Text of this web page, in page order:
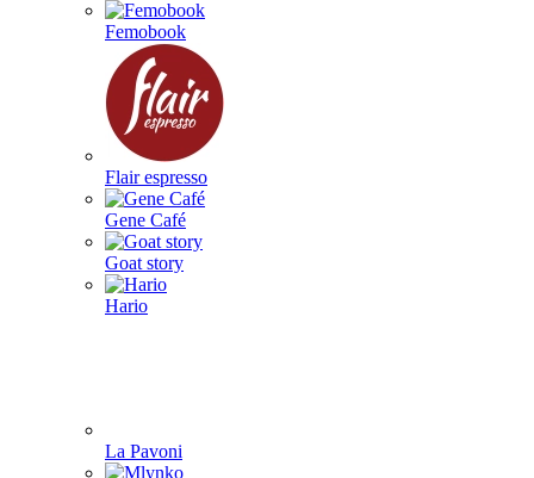
Femobook
Flair espresso
Gene Café
Goat story
Hario
La Pavoni